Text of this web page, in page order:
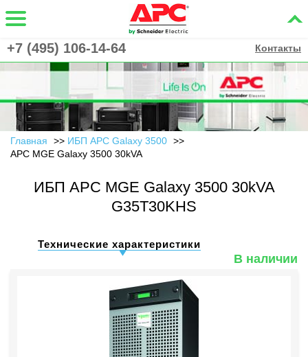
+7 (495) 106-14-64 Контакты
Главная
ИБП APC Galaxy 3500
APC MGE Galaxy 3500 30kVA
ИБП APC MGE Galaxy 3500 30kVA
G35T30KHS
Технические характеристики
В наличии